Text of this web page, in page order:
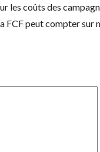
les coûts des
FCF peut compter sur